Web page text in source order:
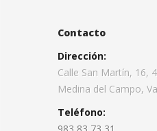
Contacto
Dirección:
Calle San Martín, 16,
Medina del Campo,
Teléfono: